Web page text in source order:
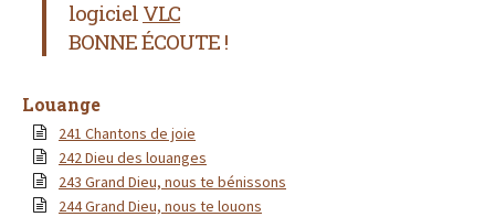
logiciel VLC
BONNE ÉCOUTE !
Louange
241 Chantons de joie
242 Dieu des louanges
243 Grand Dieu, nous te bénissons
244 Grand Dieu, nous te louons